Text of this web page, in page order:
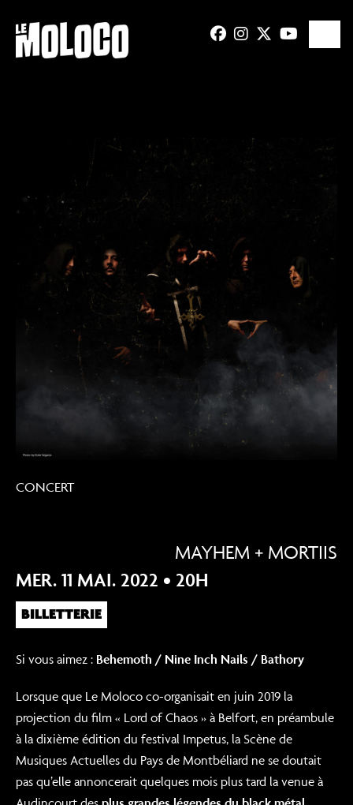
CONCERT
MAYHEM + MORTIIS
MER. 11 MAI. 2022 • 20H
BILLETTERIE
Si vous aimez : Behemoth / Nine Inch Nails / Bathory
Lorsque que Le Moloco co-organisait en juin 2019 la
projection du film « Lord of Chaos » à Belfort, en préambule
à la dixième édition du festival Impetus, la Scène de
Musiques Actuelles du Pays de Montbéliard ne se doutait
pas qu’elle annoncerait quelques mois plus tard la venue à